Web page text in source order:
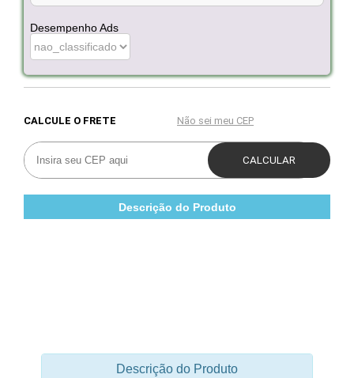
Desempenho Ads
Descrição do Produto
Descrição do Produto